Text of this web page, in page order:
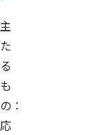
主
た
る
も
の：
応